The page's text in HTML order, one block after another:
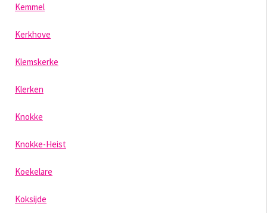
Kemmel
Kerkhove
Klemskerke
Klerken
Knokke
Knokke-Heist
Koekelare
Koksijde